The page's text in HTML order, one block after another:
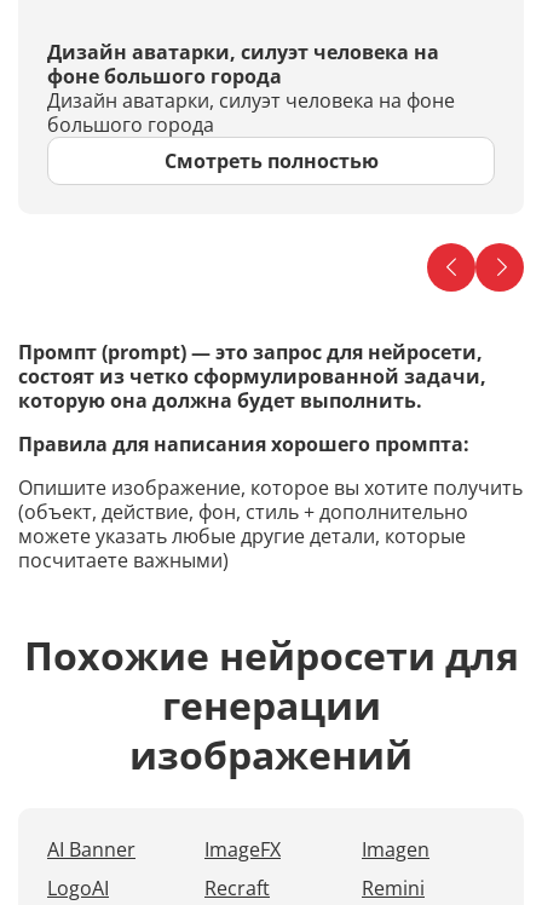
Дизайн аватарки, силуэт человека на
фоне большого города
Дизайн аватарки, силуэт человека на фоне
большого города
Смотреть полностью
Промпт (prompt) — это запрос для нейросети,
состоят из четко сформулированной задачи,
которую она должна будет выполнить.
Правила для написания хорошего промпта:
Опишите изображение, которое вы хотите получить
(объект, действие, фон, стиль + дополнительно
можете указать любые другие детали, которые
посчитаете важными)
Похожие нейросети для
генерации
изображений
AI Banner ImageFX
Imagen
LogoAI
Recraft
Remini